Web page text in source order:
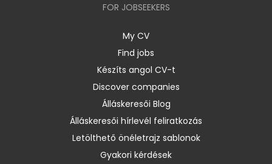
FOR JOBSEEKERS
My CV
Find jobs
Készíts angol CV-t
Discover companies
Álláskeresői Blog
Álláskeresői hírlevél feliratkozás
Letölthető önéletrajz sablonok
Gyakori kérdések